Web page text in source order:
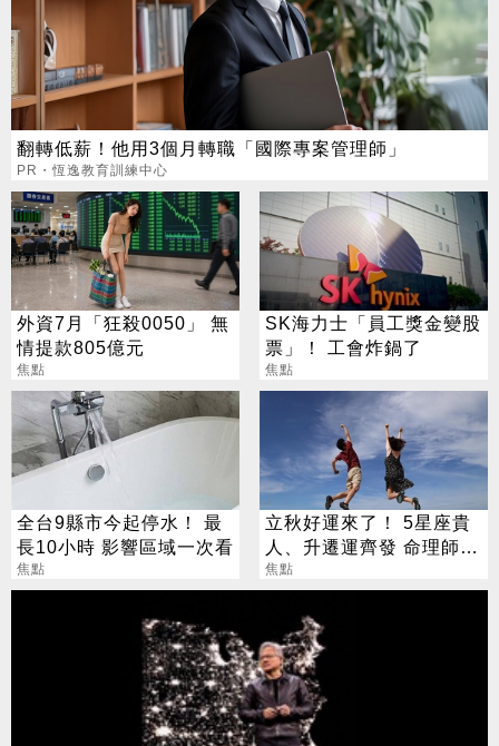
翻轉低薪！他用3個月轉職「國際專案管理師」
PR・恆逸教育訓練中心
外資7月「狂殺0050」 無
情提款805億元
焦點
SK海力士「員工獎金變股
票」！ 工會炸鍋了
焦點
全台9縣市今起停水！ 最
長10小時 影響區域一次看
焦點
立秋好運來了！ 5星座貴
人、升遷運齊發 命理師：
把握黃金轉運期
焦點